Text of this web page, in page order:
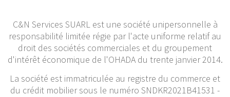
C&N Services SUARL est une société unipersonnelle à
responsabilité limitée régie par l'acte uniforme relatif au
droit des sociétés commerciales et du groupement
d'intérêt économique de l'OHADA du trente janvier 2014.
La société est immatriculée au registre du commerce et
du crédit mobilier sous le numéro SNDKR2021B41531 -